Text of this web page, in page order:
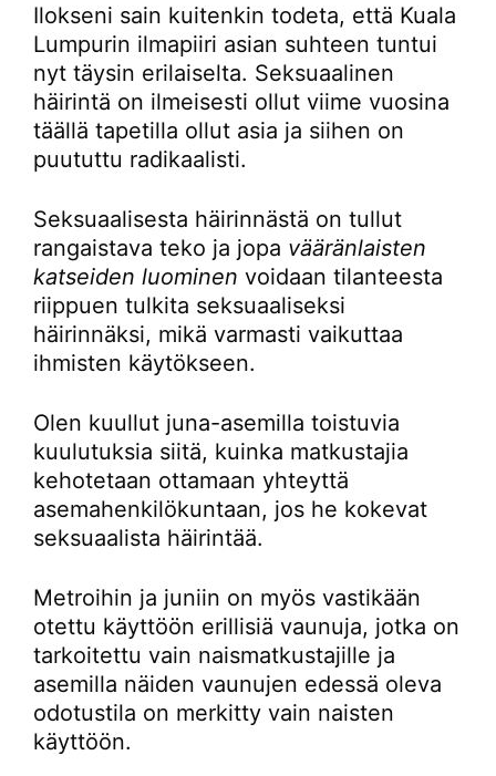
Ilokseni sain kuitenkin todeta, että Kuala
Lumpurin ilmapiiri asian suhteen tuntui
nyt täysin erilaiselta. Seksuaalinen
häirintä on ilmeisesti ollut viime vuosina
täällä tapetilla ollut asia ja siihen on
puututtu radikaalisti.
Seksuaalisesta häirinnästä on tullut
rangaistava teko ja jopa vääränlaisten
katseiden luominen voidaan tilanteesta
riippuen tulkita seksuaaliseksi
häirinnäksi, mikä varmasti vaikuttaa
ihmisten käytökseen.
Olen kuullut juna-asemilla toistuvia
kuulutuksia siitä, kuinka matkustajia
kehotetaan ottamaan yhteyttä
asemahenkilökuntaan, jos he kokevat
seksuaalista häirintää.
Metroihin ja juniin on myös vastikään
otettu käyttöön erillisiä vaunuja, jotka on
tarkoitettu vain naismatkustajille ja
asemilla näiden vaunujen edessä oleva
odotustila on merkitty vain naisten
käyttöön.